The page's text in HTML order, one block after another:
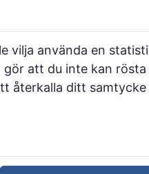
är kiss,
för att rena
vilja använda en
att du inte kan
återkalla ditt samtycke